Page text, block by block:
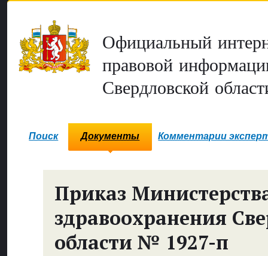
Официальный
правовой
Свердловской
Поиск Документы Комментарии
Приказ
здравоохранения
области № 1927-п